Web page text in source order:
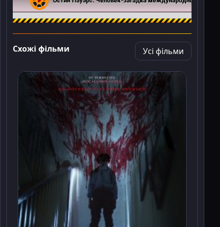
Схожі фільми Усі фільми